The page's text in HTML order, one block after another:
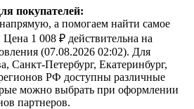
покупателей:
а помогаем найти самое
1 008 ₽ действительна на
(07.08.2026 02:02). Для
Санкт-Петербург, Екатеринбург,
РФ доступны различные
можно выбрать при оформлении
партнеров.